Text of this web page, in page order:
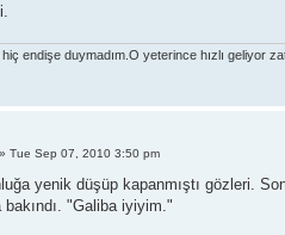
endişe duymadım.O yeterince hızlı geliyor
» Tue Sep 07, 2010 3:50 pm
yenik düşüp kapanmıştı gözleri.
bakındı. "Galiba iyiyim."